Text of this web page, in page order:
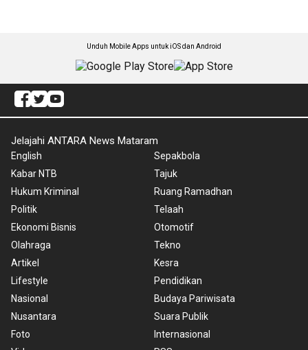
Unduh Mobile Apps untuk iOS dan Android
Jelajahi ANTARA News Mataram
English
Kabar NTB
Hukum Kriminal
Politik
Ekonomi Bisnis
Olahraga
Artikel
Lifestyle
Nasional
Nusantara
Foto
Sepakbola
Tajuk
Ruang Ramadhan
Telaah
Otomotif
Tekno
Kesra
Pendidikan
Budaya Pariwisata
Suara Publik
Internasional